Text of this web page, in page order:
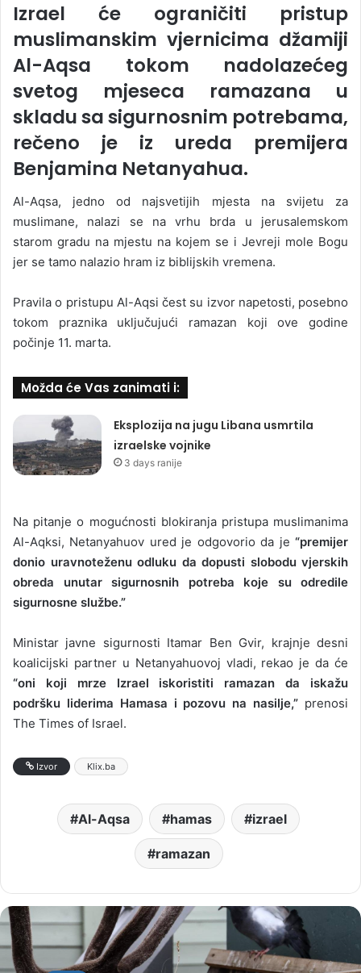
Izrael će ograničiti pristup
muslimanskim vjernicima džamiji
Al-Aqsa tokom nadolazećeg
svetog mjeseca ramazana u
skladu sa sigurnosnim potrebama,
rečeno je iz ureda premijera
Benjamina Netanyahua.
Al-Aqsa, jedno od najsvetijih mjesta na svijetu za
muslimane, nalazi se na vrhu brda u jerusalemskom
starom gradu na mjestu na kojem se i Jevreji mole Bogu
jer se tamo nalazio hram iz biblijskih vremena.
Pravila o pristupu Al-Aqsi čest su izvor napetosti, posebno
tokom praznika uključujući ramazan koji ove godine
počinje 11. marta.
Možda će Vas zanimati i:
Eksplozija na jugu Libana usmrtila
izraelske vojnike
3 days ranije
Na pitanje o mogućnosti blokiranja pristupa muslimanima
Al-Aqksi, Netanyahuov ured je odgovorio da je “premijer
donio uravnoteženu odluku da dopusti slobodu vjerskih
obreda unutar sigurnosnih potreba koje su odredile
sigurnosne službe.”
Ministar javne sigurnosti Itamar Ben Gvir, krajnje desni
koalicijski partner u Netanyahuovoj vladi, rekao je da će
“oni koji mrze Izrael iskoristiti ramazan da iskažu
podršku liderima Hamasa i pozovu na nasilje,” prenosi
The Times of Israel.
Izvor Klix.ba
Al-Aqsa hamas izrael
ramazan